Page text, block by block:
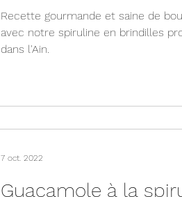
Recette gourmande et saine de
avec notre spiruline en brindilles
dans l'Ain.
Guacamole à la
7 oct. 2022